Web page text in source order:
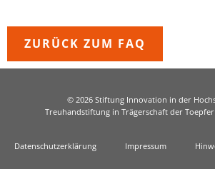
ZURÜCK ZUM FAQ
© 2026 Stiftung Innovation in der
Treuhandstiftung in Trägerschaft der
Datenschutzerklärung Impressum